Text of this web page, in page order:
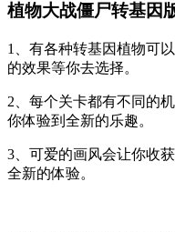
植物大战僵尸转基因
1、有各种转基因植物可
的效果等你去选择。
2、每个关卡都有不同的
你体验到全新的乐趣。
3、可爱的画风会让你收
全新的体验。